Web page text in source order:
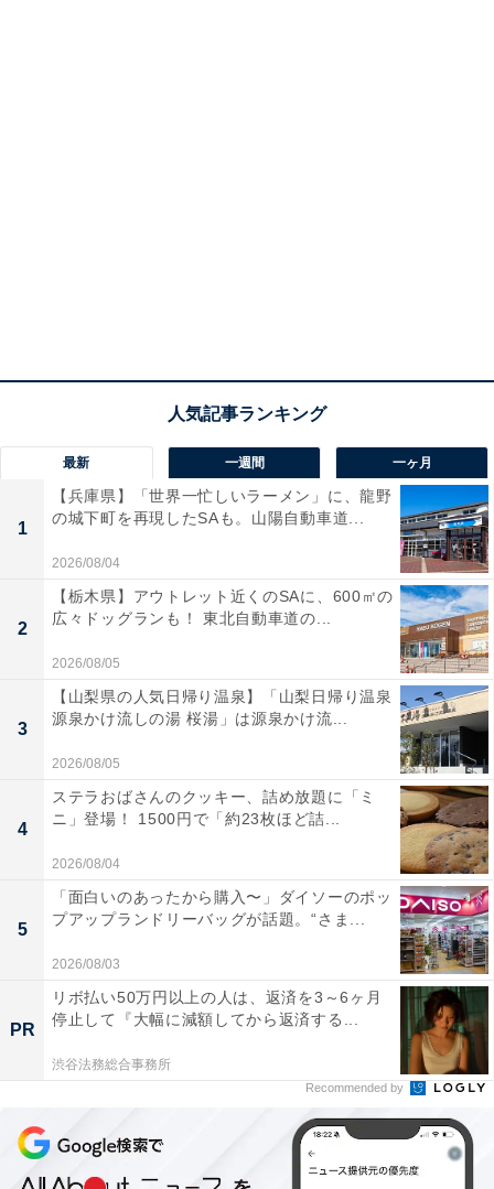
最新 一週間 一ヶ月
1
【兵庫県】「世界一忙しいラーメン」に、龍野
の城下町を再現したSAも。山陽自動車道...
2026/08/04
2
【栃木県】アウトレット近くのSAに、600㎡の
広々ドッグランも！ 東北自動車道の...
2026/08/05
3
【山梨県の人気日帰り温泉】「山梨日帰り温泉
源泉かけ流しの湯 桜湯」は源泉かけ流...
2026/08/05
4
ステラおばさんのクッキー、詰め放題に「ミ
ニ」登場！ 1500円で「約23枚ほど詰...
2026/08/04
5
「面白いのあったから購入〜」ダイソーのポッ
プアップランドリーバッグが話題。“さま...
2026/08/03
PR
リボ払い50万円以上の人は、返済を3～6ヶ月
停止して『大幅に減額してから返済する...
渋谷法務総合事務所
Recommended by